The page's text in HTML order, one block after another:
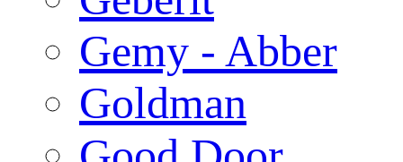
Gemy - Abber
Goldman